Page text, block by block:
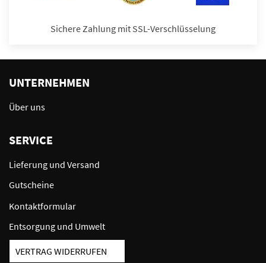
Sichere Zahlung mit SSL-Verschlüsselung
UNTERNEHMEN
Über uns
SERVICE
Lieferung und Versand
Gutscheine
Kontaktformular
Entsorgung und Umwelt
VERTRAG WIDERRUFEN